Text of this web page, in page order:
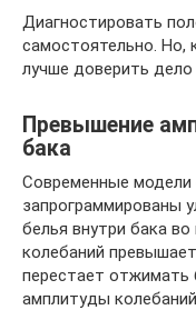
Диагностировать
самостоятельно. Но,
лучше доверить дело
Превышение
бака
Современные
запрограммированы
белья внутри бака
колебаний
перестает отжимать
амплитуды